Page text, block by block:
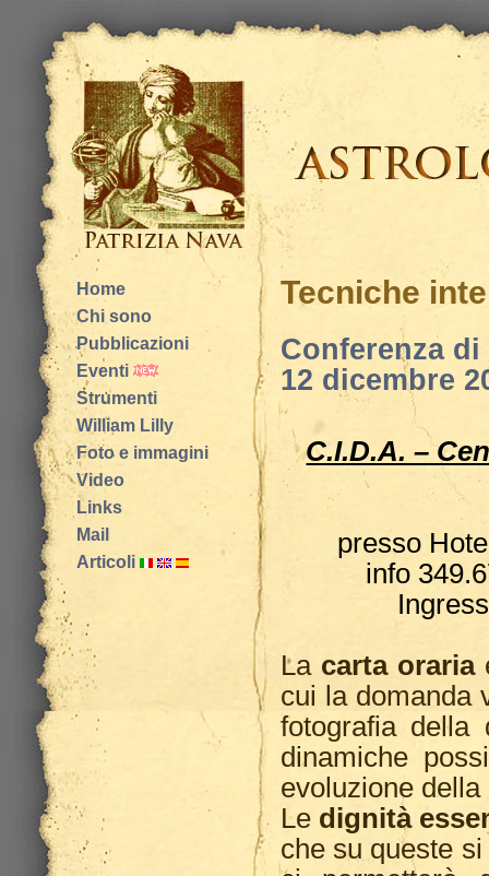
Tecniche
Conferenza
12 dicembre
C.I.D.A. –
presso
info
La carta oraria
cui la domanda
fotografia della
dinamiche
evoluzione
Le dignità
che su queste
Home
Chi sono
Pubblicazioni
Eventi
Strumenti
William Lilly
Foto e immagini
Video
Links
Mail
Articoli